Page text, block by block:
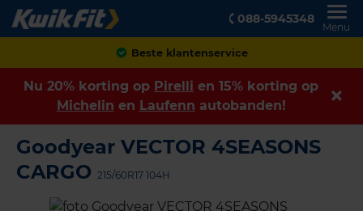
088-5945348
Menu
Achteraf betalen
Nu 20% korting op Pirelli en 15% korting op
Michelin en Laufenn autobanden!
Goodyear VECTOR 4SEASONS
CARGO 215/60R17 104H